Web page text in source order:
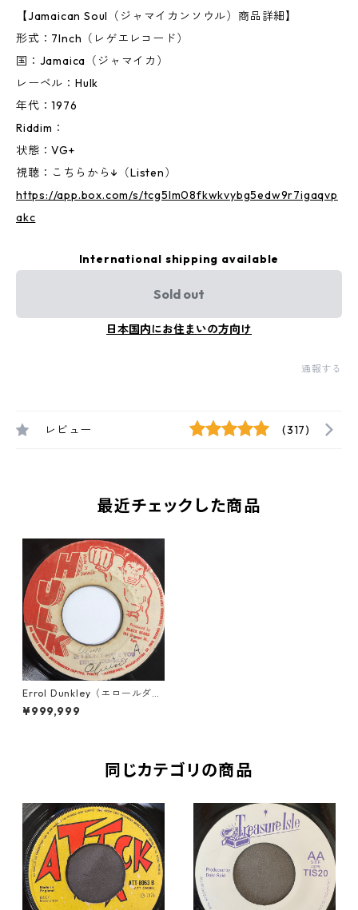
【Jamaican Soul（ジャマイカンソウル）商品詳細】
形式：7Inch（レゲエレコード）
国：Jamaica（ジャマイカ）
レーベル：Hulk
年代：1976
Riddim：
状態：VG+
視聴：こちらから↓（Listen）
https://app.box.com/s/tcg5lm08fkwkvybg5edw9r7igaqvp
akc
International shipping available
Sold out
日本国内にお住まいの方向け
通報する
レビュー (317)
最近チェックした商品
Errol Dunkley（エロールダン
クリー） - If I Don't Have Yo
u【7-20225】
¥999,999
同じカテゴリの商品